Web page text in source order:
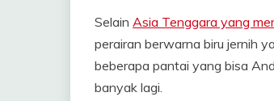
Selain Asia Tenggara yang
perairan berwarna biru jernih
beberapa pantai yang bisa
banyak lagi.